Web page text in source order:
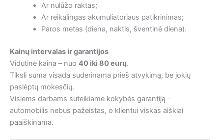
Ar nulūžo raktas;
Ar reikalingas akumuliatoriaus patikrinimas;
Paros metas (diena, naktis, šventinė diena).
Kainų intervalas ir garantijos
Vidutinė kaina – nuo 40 iki 80 eurų.
Tiksli suma visada suderinama prieš atvykimą, be jokių
paslėptų mokesčių.
Visiems darbams suteikiame kokybės garantiją –
automobilis nebus pažeistas, o klientui viskas aiškiai
paaiškinama.